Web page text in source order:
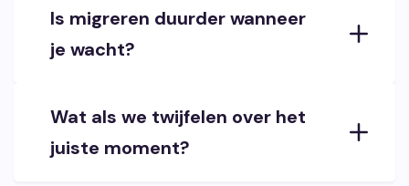
Is migreren duurder wanneer
je wacht?
Wat als we twijfelen over het
juiste moment?